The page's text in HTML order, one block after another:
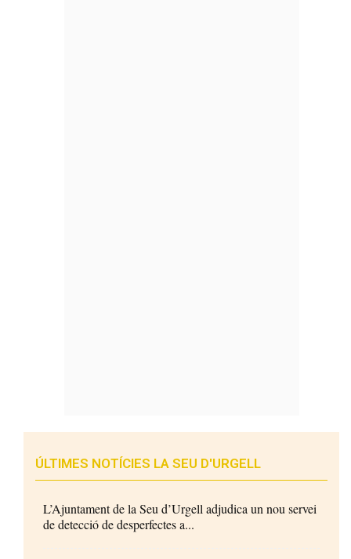
ÚLTIMES NOTÍCIES LA SEU D'URGELL
L’Ajuntament de la Seu d’Urgell adjudica un nou servei
de detecció de desperfectes a...